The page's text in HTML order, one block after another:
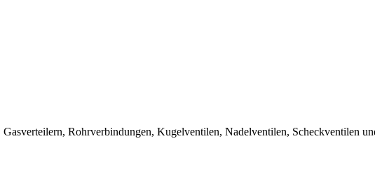
Rohrverbindungen, Kugelventilen, Nadelventilen, Scheckventilen